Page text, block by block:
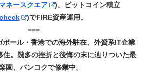
ネースクエア
)、ビットコイン積立
)でFIRE資産運用。
===
ール・香港での海外駐在、外資系IT企業
住。幾多の挫折と後悔の末に辿りついた最
園、バンコクで修業中。